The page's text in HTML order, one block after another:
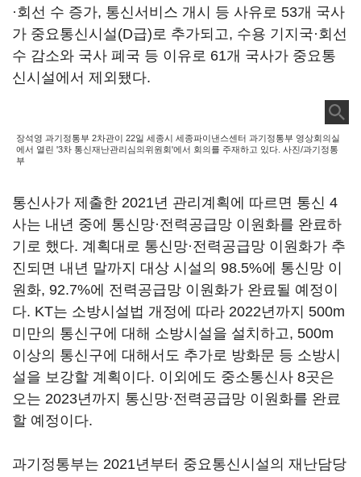
·회선 수 증가, 통신서비스 개시 등 사유로 53개 국사
가 중요통신시설(D급)로 추가되고, 수용 기지국·회선
수 감소와 국사 폐국 등 이유로 61개 국사가 중요통
신시설에서 제외됐다.
장석영 과기정통부 2차관이 22일 세종시 세종파이낸스센터 과기정통부 영상회의실
에서 열린 '3차 통신재난관리심의위원회'에서 회의를 주재하고 있다. 사진/과기정통
부
통신사가 제출한 2021년 관리계획에 따르면 통신 4
사는 내년 중에 통신망·전력공급망 이원화를 완료하
기로 했다. 계획대로 통신망·전력공급망 이원화가 추
진되면 내년 말까지 대상 시설의 98.5%에 통신망 이
원화, 92.7%에 전력공급망 이원화가 완료될 예정이
다. KT는 소방시설법 개정에 따라 2022년까지 500m
미만의 통신구에 대해 소방시설을 설치하고, 500m
이상의 통신구에 대해서도 추가로 방화문 등 소방시
설을 보강할 계획이다. 이외에도 중소통신사 8곳은
오는 2023년까지 통신망·전력공급망 이원화를 완료
할 예정이다.
과기정통부는 2021년부터 중요통신시설의 재난담당